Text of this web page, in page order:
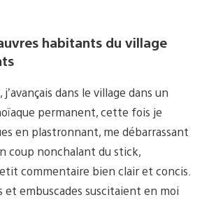
habitants du village
dans le village dans un
permanent, cette fois je
en plastronnant, me débarrassant
coup nonchalant du stick,
commentaire bien clair et concis.
et embuscades suscitaient en moi